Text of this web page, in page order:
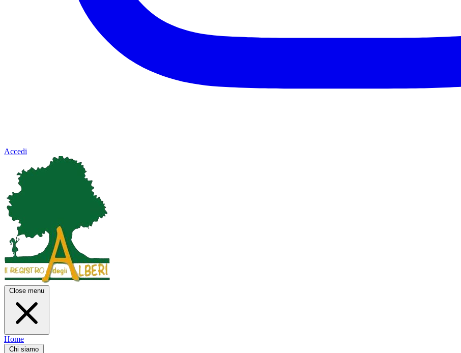
Accedi
Close menu
Home
Chi siamo